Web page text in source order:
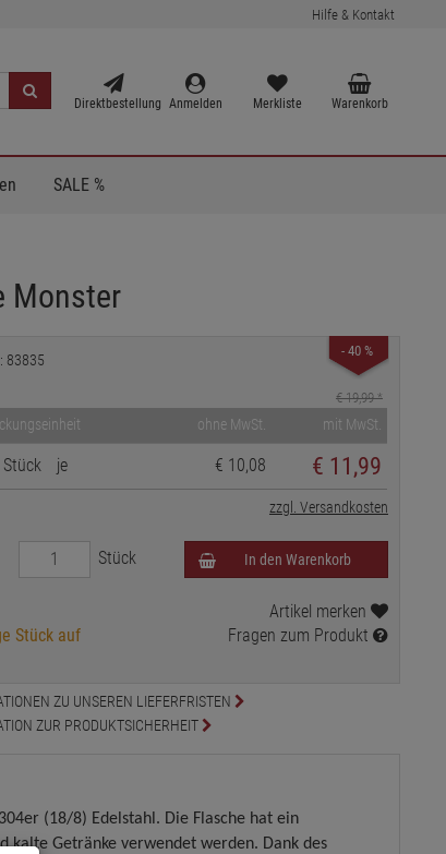
Hilfe & Kontakt
Direktbestellung Anmelden Merkliste Warenkorb
SALE %
Monster
- 40 %
83835
€ 19,99*
ohne MwSt. mit MwSt.
Stück je € 10,08 € 11,99
zzgl. Versandkosten
Stück In den Warenkorb
Stück auf
Artikel merken
Fragen zum Produkt
ZU UNSEREN LIEFERFRISTEN
ZUR PRODUKTSICHERHEIT
(18/8) Edelstahl. Die Flasche hat ein
kalte Getränke verwendet werden. Dank des